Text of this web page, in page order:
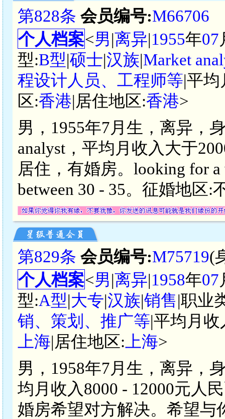
第828条 会员编号:M66706
个人档案<男|离异|1955年07
型:B型|硕士|汉族|Market
程设计人员、工程师等|平
区:香港|居住地区:香港>
男，1955年7月生，离异，
analyst，平均月收入大于
居住，有婚房。looking for a
between 30 - 35。征婚地区:
第829条 会员编号:M75719(
个人档案<男|离异|1958年07
型:A型|大专|汉族|销售|职业
销、策划、推广等|平均月收
上海|居住地区: 上海>
男，1958年7月生，离异，
均月收入8000 - 12000元人
婚房希望对方解决。希望与